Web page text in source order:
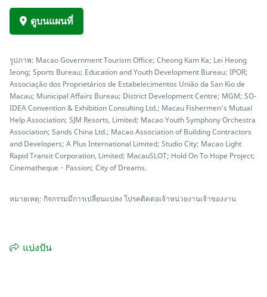
ดูบนแผนที่
รูปภาพ: Macao Government Tourism Office; Cheong Kam Ka; Lei Heong
Ieong; Sports Bureau; Education and Youth Development Bureau; IPOR;
Associação dos Proprietários de Estabelecimentos União da San Kio de
Macau; Municipal Affairs Bureau; District Development Centre; MGM; SO-
IDEA Convention & Exhibition Consulting Ltd.; Macau Fishermen’s Mutual
Help Association; SJM Resorts, Limited; Macao Youth Symphony Orchestra
Association; Sands China Ltd.; Macao Association of Building Contractors
and Developers; A Plus International Limited; Studio City; Macao Light
Rapid Transit Corporation, Limited; MacauSLOT; Hold On To Hope Project;
Cinematheque・Passion; City of Dreams.
หมายเหตุ: กิจกรรมมีการเปลี่ยนแปลง โปรคติดต่อเจ้าหน่วยงานเจ้าของงาน
แบ่งปัน